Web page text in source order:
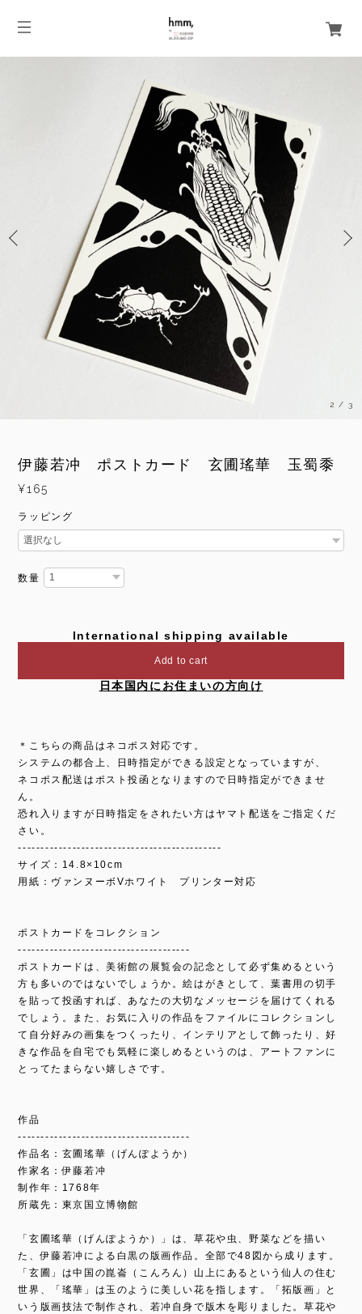
3 /3
伊藤若冲 ポストカード 玄圃瑤華 玉蜀黍
¥165
ラッピング
数量
International shipping available
Add to cart
日本国内にお住まいの方向け
＊こちらの商品はネコポス対応です。
システムの都合上、日時指定ができる設定となっていますが、
ネコポス配送はポスト投函となりますので日時指定ができませ
ん。
恐れ入りますが日時指定をされたい方はヤマト配送をご指定くだ
さい。
---------------------------------------------
サイズ：14.8×10cm
用紙：ヴァンヌーボVホワイト プリンター対応
ポストカードをコレクション
--------------------------------------
ポストカードは、美術館の展覧会の記念として必ず集めるという
方も多いのではないでしょうか。絵はがきとして、葉書用の切手
を貼って投函すれば、あなたの大切なメッセージを届けてくれる
でしょう。また、お気に入りの作品をファイルにコレクションし
て自分好みの画集をつくったり、インテリアとして飾ったり、好
きな作品を自宅でも気軽に楽しめるというのは、アートファンに
とってたまらない嬉しさです。
作品
--------------------------------------
作品名：玄圃瑤華（げんぽようか）
作家名：伊藤若冲
制作年：1768年
所蔵先：東京国立博物館
「玄圃瑤華（げんぽようか）」は、草花や虫、野菜などを描い
た、伊藤若冲による白黒の版画作品。全部で48図から成ります。
「玄圃」は中国の崑崙（こんろん）山上にあるという仙人の住む
世界、「瑤華」は玉のように美しい花を指します。「拓版画」と
いう版画技法で制作され、若冲自身で版木を彫りました。草花や